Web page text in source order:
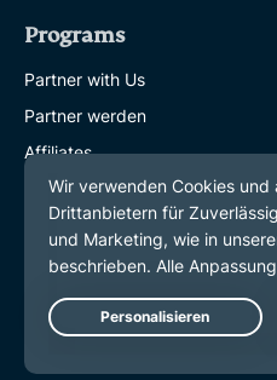
Programs
Partner with Us
Partner werden
Affiliates
Influencer
Get Help
VPN Setup Tutorials
VPN-Setup Tutorials